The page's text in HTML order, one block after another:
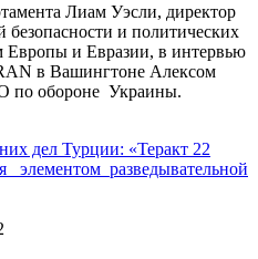
Лиам Уэсли, директор
безопасности и политических
Европы и Евразии, в интервью
в Вашингтоне Алексом
по обороне Украины.